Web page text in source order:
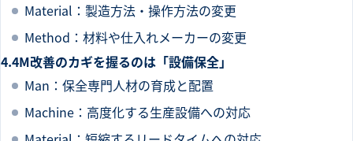
Material：製造方法・操作方法の変更
Method：材料や仕入れメーカーの変更
4M改善のカギを握るのは「設備保全」
Man：保全専門人材の育成と配置
Machine：高度化する生産設備への対応